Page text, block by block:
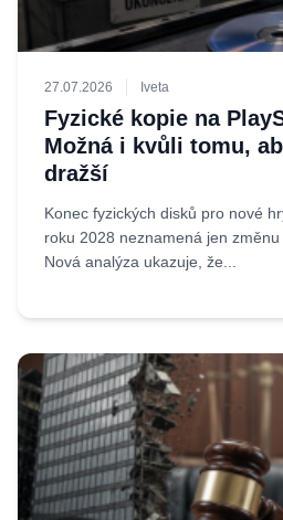
27.07.2026 Iveta
Fyzické kopie na
Možná i kvůli tomu,
dražší
Konec fyzických disků pro nové
roku 2028 neznamená jen změnu
Nová analýza ukazuje, že...